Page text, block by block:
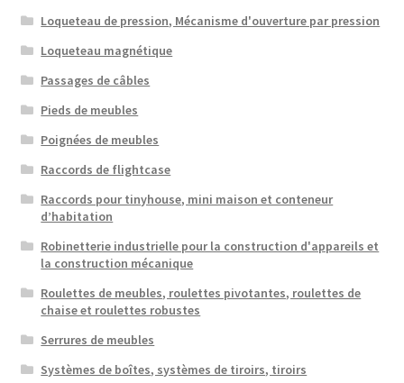
Loqueteau de pression, Mécanisme d'ouverture par pression
Loqueteau magnétique
Passages de câbles
Pieds de meubles
Poignées de meubles
Raccords de flightcase
Raccords pour tinyhouse, mini maison et conteneur
d’habitation
Robinetterie industrielle pour la construction d'appareils et
la construction mécanique
Roulettes de meubles, roulettes pivotantes, roulettes de
chaise et roulettes robustes
Serrures de meubles
Systèmes de boîtes, systèmes de tiroirs, tiroirs